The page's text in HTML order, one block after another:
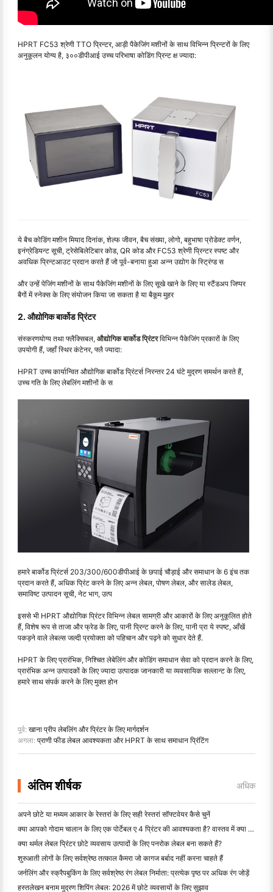
HPRT FC53 श्रेणी TTO प्रिन्टर, आड़ी पैकेजिंग मशीनों के साथ विभिन्न प्रिन्टरों के लिए
अनुकूलन योग्य है, ३००डीपीआई उच्च परिभाषा कोडिंग प्रिन्ट क्ष ज्यादा:
ये बैच कोडिंग मशीन मियाद दिनांक, शेल्फ जीवन, बैच संख्या, लोगो, बहुभाषा प्रोडेक्ट वर्णन,
इनंग्रेडियन्ट सूची, ट्रेसेबिलेटिबार कोड, QR कोड और FC53 श्रेणी प्रिन्टर स्पष्ट और
अवधिक प्रिन्टआउट प्रदान करते हैं जो पूर्व-बनाया हुआ अन्न उद्योग के स्ट्रिंग्ड स
और उन्हें पेजिंग मशीनों के साथ पैकेजिंग मशीनों के लिए सूखे खाने के लिए या स्टैंडअप जिप्पर
बैगों में स्नेक्स के लिए संयोजन किया जा सकता है या बैकूम मुहर
2. औद्योगिक बार्कोड प्रिंटर
संस्करणयोग्य तथा फ्लैक्सिबल, औद्योगिक बार्कोड प्रिंटरविभिन्न पैकेजिंग प्रकारों के लिए
उपयोगी हैं, जहाँ स्थिर कंटेनर, फ्लै ज्यादा:
HPRT उच्च कार्यान्वित औद्योगिक बार्कोड प्रिंटर्स निरन्तर 24 घंटे मुद्रण समर्थन करते हैं,
उच्च गति के लिए लेबलिंग मशीनों के स
हमारे बार्कोड प्रिंटर्स 203/300/600डीपीआई के छपाई चौड़ाई और समाधान के 6 इंच तक
प्रदान करते हैं, अधिक प्रिंट करने के लिए अन्न लेबल, पोषण लेबल, और सालेड लेबल,
समाविष्ट उत्पादन सूची, नेट भाग, उत्प
इससे भी HPRT औद्योगिक प्रिंटर विभिन्न लेबल सामग्री और आकारों के लिए अनुकूलित होते
हैं, विशेष रूप से ताजा और फ्रेड के लिए, पानी प्रिन्ट करने के लिए, पानी प्रा ये स्पष्ट, आँखें
पकड़ने वाले लेबल्स जल्दी प्रयोक्ता को पहिचान और पढ़ने को सुधार देते हैं.
HPRT के लिए प्रारंभिक, निश्चित लेबेलिंग और कोडिंग समाधान सेवा को प्रदान करने के लिए,
प्रारंभिक अन्न उत्पादकों के लिए ज्यादा उत्पादक जानकारी या व्यवसायिक सल्लान्ट के लिए,
हमारे साथ संपर्क करने के लिए मुक्त होन
पूर्व: खाना प्रीप लेबलिंग और प्रिंटर के लिए मार्गदर्शन
अगला: प्राणी फीड लेबल आवश्यकता और HPRT के साथ समाधान प्रिंटिंग
अंतिम शीर्षक अधिक
अपने छोटे या मध्यम आकार के रेस्तरां के लिए सही रेस्तरां सॉफ्टवेयर कैसे चुनें
क्या आपको गोदाम चालान के लिए एक पोर्टेबल ए 4 प्रिंटर की आवश्यकता है? वास्तव में क्या काम करता है
क्या थर्मल लेबल प्रिंटर छोटे व्यवसाय उत्पादों के लिए पनरोक लेबल बना सकते हैं?
शुरुआती लोगों के लिए सर्वश्रेष्ठ तत्काल कैमरा जो कागज बर्बाद नहीं करना चाहते हैं
जर्नलिंग और स्क्रैपबुकिंग के लिए सर्वश्रेष्ठ रंग लेबल निर्माता: प्रत्येक पृष्ठ पर अधिक रंग जोड़ें
हस्तलेखन बनाम मुद्रण शिपिंग लेबल: 2026 में छोटे व्यवसायों के लिए सुझाव